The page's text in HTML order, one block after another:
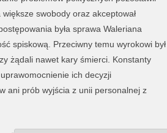
swobody oraz akceptował
była sprawa Waleriana
spiskową. Przeciwny temu wyrokowi był
żądali nawet kary śmierci. Konstanty
ich decyzji
ani prób wyjścia z unii personalnej z